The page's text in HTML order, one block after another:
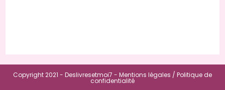
Copyright 2021 - Deslivresetmoi7 - Mentions légales / Politique de
confidentialité